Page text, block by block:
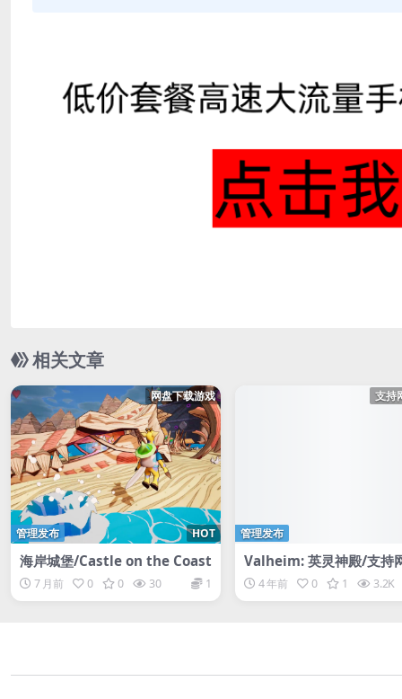
相关文章
网盘下载游戏
HOT
管理发布
海岸城堡/Castle on the Coast
7 月前 0 0 30 1
支持
管理发布
Valheim: 英灵神殿/支持
机 4 年前 0 1 3.2K